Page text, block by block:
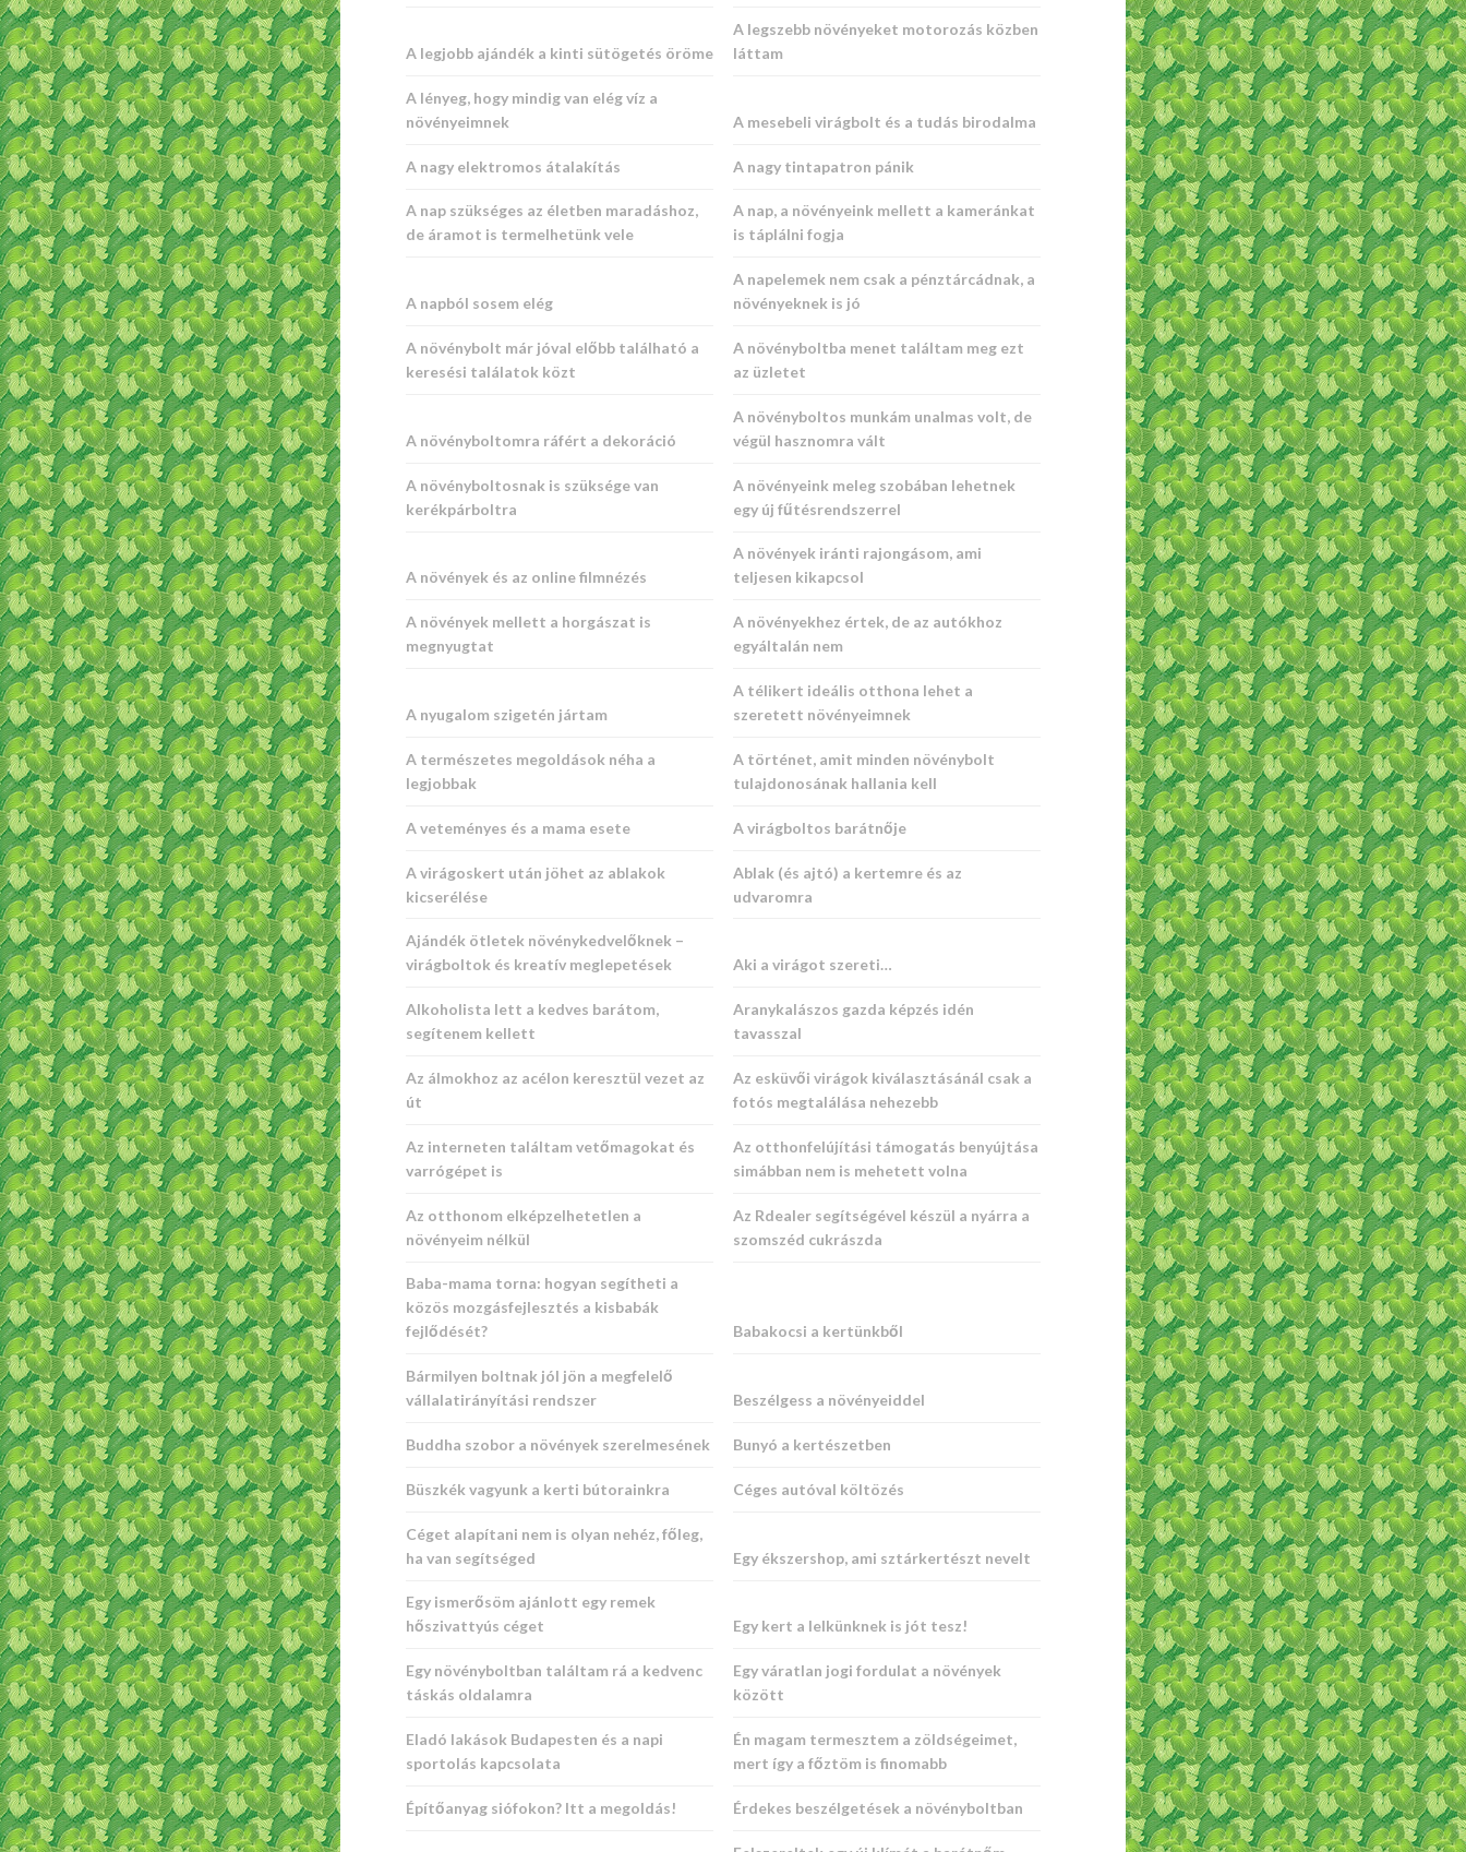
A legjobb ajándék a kinti sütögetés öröme
A legszebb növényeket motorozás közben
láttam
A lényeg, hogy mindig van elég víz a
növényeimnek
A mesebeli virágbolt és a tudás birodalma
A nagy elektromos átalakítás A nagy tintapatron pánik
A nap szükséges az életben maradáshoz,
de áramot is termelhetünk vele
A nap, a növényeink mellett a kameránkat
is táplálni fogja
A napból sosem elég
A napelemek nem csak a pénztárcádnak, a
növényeknek is jó
A növénybolt már jóval előbb található a
keresési találatok közt
A növényboltba menet találtam meg ezt
az üzletet
A növényboltomra ráfért a dekoráció
A növényboltos munkám unalmas volt, de
végül hasznomra vált
A növényboltosnak is szüksége van
kerékpárboltra
A növényeink meleg szobában lehetnek
egy új fűtésrendszerrel
A növények és az online filmnézés
A növények iránti rajongásom, ami
teljesen kikapcsol
A növények mellett a horgászat is
megnyugtat
A növényekhez értek, de az autókhoz
egyáltalán nem
A nyugalom szigetén jártam
A télikert ideális otthona lehet a
szeretett növényeimnek
A természetes megoldások néha a
legjobbak
A történet, amit minden növénybolt
tulajdonosának hallania kell
A veteményes és a mama esete A virágboltos barátnője
A virágoskert után jöhet az ablakok
kicserélése
Ablak (és ajtó) a kertemre és az
udvaromra
Ajándék ötletek növénykedvelőknek –
virágboltok és kreatív meglepetések
Aki a virágot szereti…
Alkoholista lett a kedves barátom,
segítenem kellett
Aranykalászos gazda képzés idén
tavasszal
Az álmokhoz az acélon keresztül vezet az
út
Az esküvői virágok kiválasztásánál csak a
fotós megtalálása nehezebb
Az interneten találtam vetőmagokat és
varrógépet is
Az otthonfelújítási támogatás benyújtása
simábban nem is mehetett volna
Az otthonom elképzelhetetlen a
növényeim nélkül
Az Rdealer segítségével készül a nyárra a
szomszéd cukrászda
Baba-mama torna: hogyan segítheti a
közös mozgásfejlesztés a kisbabák
fejlődését?
Babakocsi a kertünkből
Bármilyen boltnak jól jön a megfelelő
vállalatirányítási rendszer
Beszélgess a növényeiddel
Buddha szobor a növények szerelmesének Bunyó a kertészetben
Büszkék vagyunk a kerti bútorainkra Céges autóval költözés
Céget alapítani nem is olyan nehéz, főleg,
ha van segítséged
Egy ékszershop, ami sztárkertészt nevelt
Egy ismerősöm ajánlott egy remek
hőszivattyús céget
Egy kert a lelkünknek is jót tesz!
Egy növényboltban találtam rá a kedvenc
táskás oldalamra
Egy váratlan jogi fordulat a növények
között
Eladó lakások Budapesten és a napi
sportolás kapcsolata
Én magam termesztem a zöldségeimet,
mert így a főztöm is finomabb
Építőanyag siófokon? Itt a megoldás! Érdekes beszélgetések a növényboltban